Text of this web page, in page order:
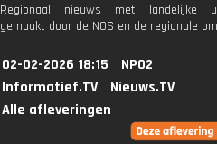
Regionaal nieuws met landelijke
gemaakt door de NOS en de regionale
02-02-2026 18:15
NPO2
Informatief.TV
Nieuws.TV
Alle afleveringen